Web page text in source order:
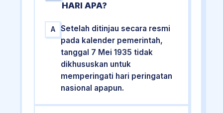
HARI APA?
A
Setelah ditinjau secara resmi
pada kalender pemerintah,
tanggal 7 Mei 1935 tidak
dikhususkan untuk
memperingati hari peringatan
nasional apapun.